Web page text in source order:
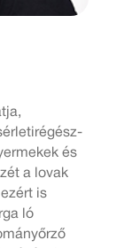
és
a lovak
is
ló